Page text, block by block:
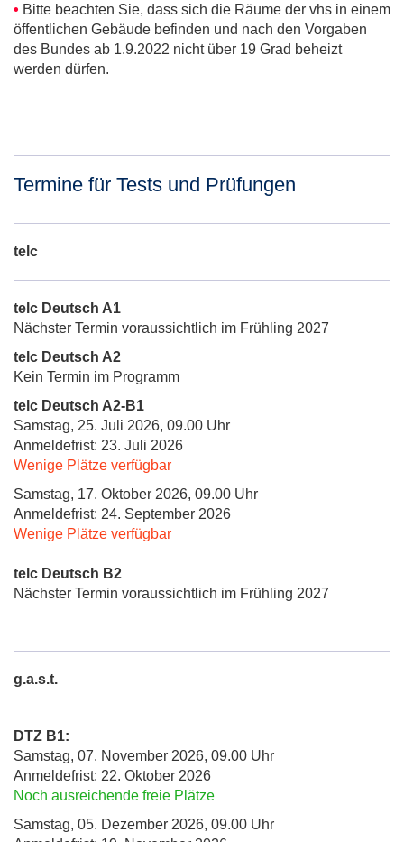
• Bitte beachten Sie, dass sich die Räume der vhs in einem
öffentlichen Gebäude befinden und nach den Vorgaben
des Bundes ab 1.9.2022 nicht über 19 Grad beheizt
werden dürfen.
Termine für Tests und Prüfungen
telc
telc Deutsch A1
Nächster Termin voraussichtlich im Frühling 2027
telc Deutsch A2
Kein Termin im Programm
telc Deutsch A2-B1
Samstag, 25. Juli 2026, 09.00 Uhr
Anmeldefrist: 23. Juli 2026
Wenige Plätze verfügbar
Samstag, 17. Oktober 2026, 09.00 Uhr
Anmeldefrist: 24. September 2026
Wenige Plätze verfügbar
telc Deutsch B2
Nächster Termin voraussichtlich im Frühling 2027
g.a.s.t.
DTZ B1:
Samstag, 07. November 2026, 09.00 Uhr
Anmeldefrist: 22. Oktober 2026
Noch ausreichende freie Plätze
Samstag, 05. Dezember 2026, 09.00 Uhr